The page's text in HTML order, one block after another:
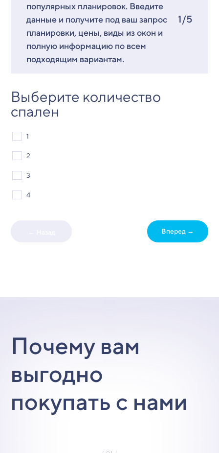
популярных планировок. Введите
данные и получите под ваш запрос
планировки, цены, виды из окон и
полную информацию по всем
подходящим вариантам.
1/5
Выберите количество
спален
1
2
3
4
Вперед →
Почему вам
выгодно
покупать с нами